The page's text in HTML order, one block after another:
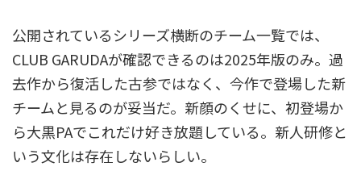
公開されているシリーズ横断のチーム一覧では、
CLUB GARUDAが確認できるのは2025年版のみ。過
去作から復活した古参ではなく、今作で登場した新
チームと見るのが妥当だ。新顔のくせに、初登場か
ら大黒PAでこれだけ好き放題している。新人研修と
いう文化は存在しないらしい。